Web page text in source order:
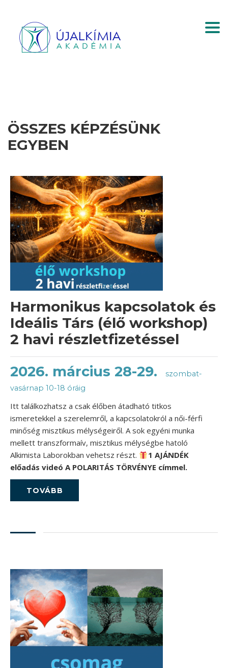
ÖSSZES KÉPZÉSÜNK
EGYBEN
Harmonikus kapcsolatok és
Ideális Társ (élő workshop)
2 havi részletfizetéssel
2026. március 28-29.
szombat-
vasárnap 10-18 óráig
Itt találkozhatsz a csak élőben átadható titkos
ismeretekkel a szerelemről, a kapcsolatokról a női-férfi
minőség misztikus mélységeiről. A sok egyéni munka
mellett transzformaív, misztikus mélységbe hatoló
Alkimista Laborokban vehetsz részt.
1 AJÁNDÉK
előadás videó A POLARITÁS TÖRVÉNYE címmel.
TOVÁBB